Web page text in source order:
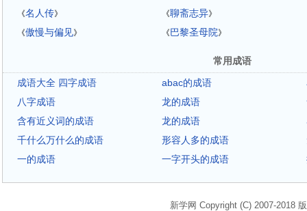
《名人传》 《聊斋志异》
《傲慢与偏见》 《巴黎圣母院》
常用成语
成语大全 四字成语
abac的成语
八字成语
龙的成语
含有近义词的成语
龙的成语
千什么万什么的成语
形容人多的成语
一的成语
一字开头的成语
新学网 Copyright (C) 2007-2018